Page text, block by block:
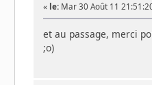
« le:Mar 30 Août 11
et au passage, merci
;o)